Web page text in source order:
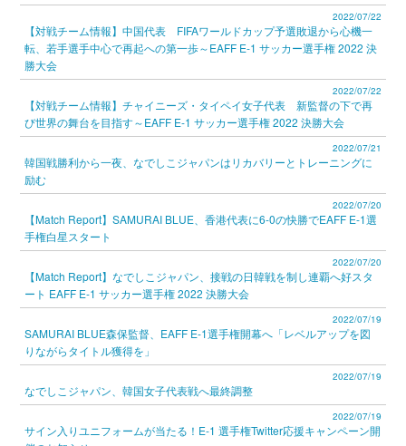
2022/07/22
【対戦チーム情報】中国代表 FIFAワールドカップ予選敗退から心機一
転、若手選手中心で再起への第一歩～EAFF E-1 サッカー選手権 2022 決
勝大会
2022/07/22
【対戦チーム情報】チャイニーズ・タイペイ女子代表 新監督の下で再
び世界の舞台を目指す～EAFF E-1 サッカー選手権 2022 決勝大会
2022/07/21
韓国戦勝利から一夜、なでしこジャパンはリカバリーとトレーニングに
励む
2022/07/20
【Match Report】SAMURAI BLUE、香港代表に6-0の快勝でEAFF E-1選
手権白星スタート
2022/07/20
【Match Report】なでしこジャパン、接戦の日韓戦を制し連覇へ好スタ
ート EAFF E-1 サッカー選手権 2022 決勝大会
2022/07/19
SAMURAI BLUE森保監督、EAFF E-1選手権開幕へ「レベルアップを図
りながらタイトル獲得を」
2022/07/19
なでしこジャパン、韓国女子代表戦へ最終調整
2022/07/19
サイン入りユニフォームが当たる！E-1 選手権Twitter応援キャンペーン開